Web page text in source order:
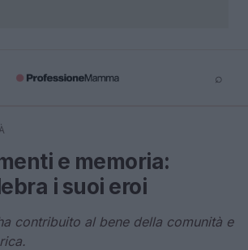
⌕
e memoria:
i suoi eroi
contribuito al bene della comunità e